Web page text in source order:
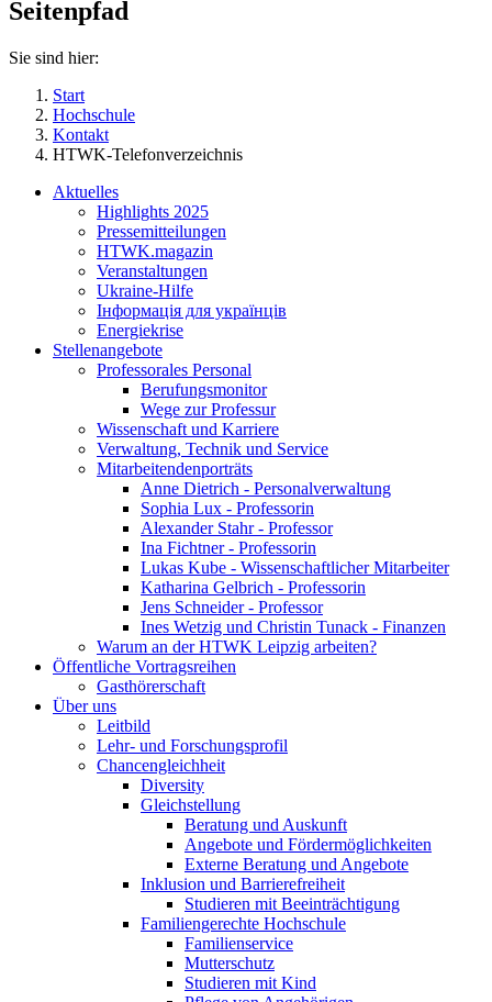
Seitenpfad
Sie sind hier:
Start
Hochschule
Kontakt
HTWK-Telefonverzeichnis
Aktuelles
Highlights 2025
Pressemitteilungen
HTWK.magazin
Veranstaltungen
Ukraine-Hilfe
Інформація для українців
Energiekrise
Stellenangebote
Professorales Personal
Berufungsmonitor
Wege zur Professur
Wissenschaft und Karriere
Verwaltung, Technik und Service
Mitarbeitendenporträts
Anne Dietrich - Personalverwaltung
Sophia Lux - Professorin
Alexander Stahr - Professor
Ina Fichtner - Professorin
Lukas Kube - Wissenschaftlicher Mitarbeiter
Katharina Gelbrich - Professorin
Jens Schneider - Professor
Ines Wetzig und Christin Tunack - Finanzen
Warum an der HTWK Leipzig arbeiten?
Öffentliche Vortragsreihen
Gasthörerschaft
Über uns
Leitbild
Lehr- und Forschungsprofil
Chancengleichheit
Diversity
Gleichstellung
Beratung und Auskunft
Angebote und Fördermöglichkeiten
Externe Beratung und Angebote
Inklusion und Barrierefreiheit
Studieren mit Beeinträchtigung
Familiengerechte Hochschule
Familienservice
Mutterschutz
Studieren mit Kind